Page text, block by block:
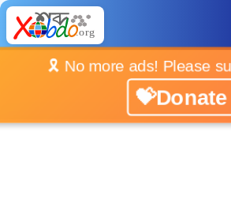
🎗️ No more ads! Please
💝Donate